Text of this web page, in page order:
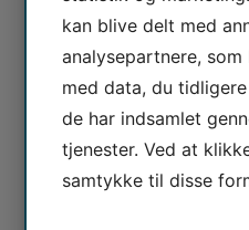
kan blive delt med
analysepartnere,
med data, du
de har indsamlet
tjenester. Ved at
samtykke til disse